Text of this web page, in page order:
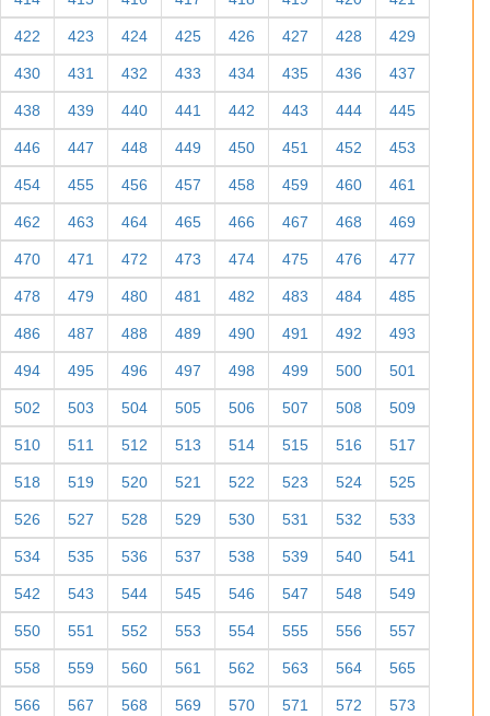
422 423 424 425 426 427 428 429
430 431 432 433 434 435 436 437
438 439 440 441 442 443 444 445
446 447 448 449 450 451 452 453
454 455 456 457 458 459 460 461
462 463 464 465 466 467 468 469
470 471 472 473 474 475 476 477
478 479 480 481 482 483 484 485
486 487 488 489 490 491 492 493
494 495 496 497 498 499 500 501
502 503 504 505 506 507 508 509
510 511 512 513 514 515 516 517
518 519 520 521 522 523 524 525
526 527 528 529 530 531 532 533
534 535 536 537 538 539 540 541
542 543 544 545 546 547 548 549
550 551 552 553 554 555 556 557
558 559 560 561 562 563 564 565
566 567 568 569 570 571 572 573